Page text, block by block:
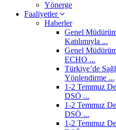
Yönerge
Faaliyetler
Haberler
Genel
Katılımıyla ...
Genel
ECHO ...
Türkiye’de
Yönlendirme ...
1-2 Temmuz
DSÖ ...
1-2 Temmuz
DSÖ ...
1-2 Temmuz